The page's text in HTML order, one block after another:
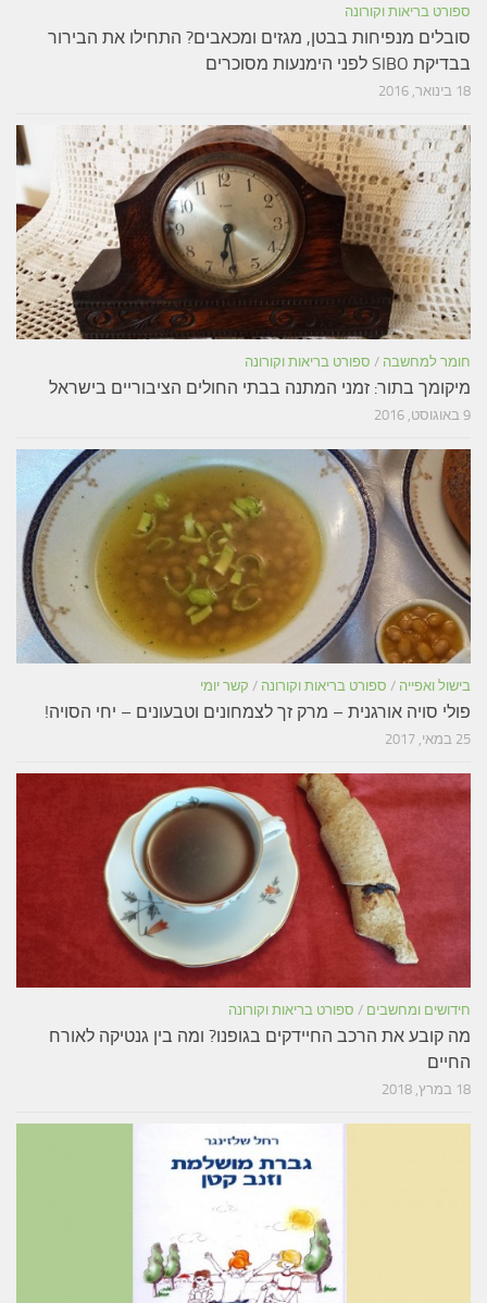
ספורט בריאות וקורונה
סובלים מנפיחות בבטן, מגזים ומכאבים? התחילו את הבירור
בבדיקת SIBO לפני הימנעות מסוכרים
18 בינואר, 2016
חומר למחשבה / ספורט בריאות וקורונה
מיקומך בתור: זמני המתנה בבתי החולים הציבוריים בישראל
9 באוגוסט, 2016
בישול ואפייה / ספורט בריאות וקורונה / קשר יומי
פולי סויה אורגנית – מרק זך לצמחונים וטבעונים – יחי הסויה!
25 במאי, 2017
חידושים ומחשבים / ספורט בריאות וקורונה
מה קובע את הרכב החיידקים בגופנו? ומה בין גנטיקה לאורח
החיים
18 במרץ, 2018